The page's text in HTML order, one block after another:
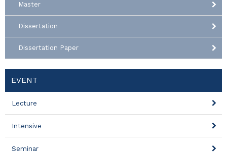
Master
Dissertation
Dissertation Paper
EVENT
Lecture
Intensive
Seminar